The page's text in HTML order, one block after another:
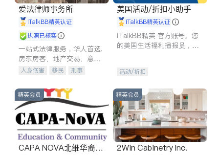
爱法律师事务所
iTalkBB精英认证
执照已核实
一站式法律服务，华人首选.
房东房客、地产交易、意外
伤害、车祸重伤、商业诉
建筑合同、刑事案件全包办
人身伤害 移民
刑事
信托/遗嘱
商业
索赔
律师-其它 保释
美国活动/折扣小助手
iTalkBB精英认证
iTalkBB精英 官方账号。您
的美国生活福利播报员，精
专属福利。
活动/折扣
精英会员
CAPA NOVA北维华裔家
精英会员
2Win Cabinetry Inc.